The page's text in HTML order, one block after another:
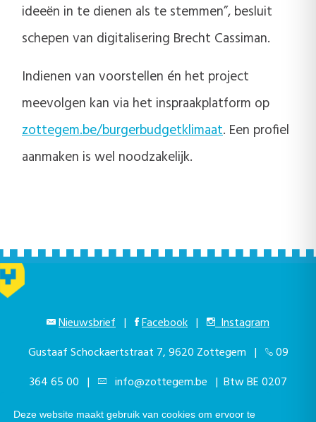
Deze website maakt gebruik van cookies om ervoor te
ideeën in te dienen als te stemmen”, besluit
schepen van digitalisering Brecht Cassiman.
Indienen van voorstellen én het project
meevolgen kan via het inspraakplatform op
zottegem.be/burgerbudgetklimaat. Een profiel
aanmaken is wel noodzakelijk.
Nieuwsbrief | Facebook |
Instagram
Gustaaf Schockaertstraat 7, 9620 Zottegem |
09
364 65 00 | info@zottegem.be | Btw BE 0207
444 990